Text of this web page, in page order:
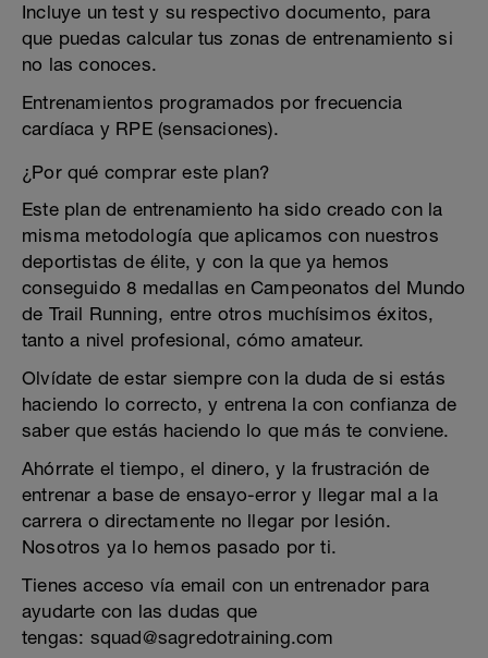
Incluye un test y su respectivo documento, para
que puedas calcular tus zonas de entrenamiento si
no las conoces.
Entrenamientos programados por frecuencia
cardíaca y RPE (sensaciones).
¿Por qué comprar este plan?
Este plan de entrenamiento ha sido creado con la
misma metodología que aplicamos con nuestros
deportistas de élite, y con la que ya hemos
conseguido 8 medallas en Campeonatos del Mundo
de Trail Running, entre otros muchísimos éxitos,
tanto a nivel profesional, cómo amateur.
Olvídate de estar siempre con la duda de si estás
haciendo lo correcto, y entrena la con confianza de
saber que estás haciendo lo que más te conviene.
Ahórrate el tiempo, el dinero, y la frustración de
entrenar a base de ensayo-error y llegar mal a la
carrera o directamente no llegar por lesión.
Nosotros ya lo hemos pasado por ti.
Tienes acceso vía email con un entrenador para
ayudarte con las dudas que
tengas: squad@sagredotraining.com